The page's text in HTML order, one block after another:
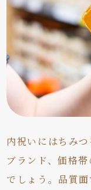
内祝いにはちみ
ブランド、価格
でしょう。品質